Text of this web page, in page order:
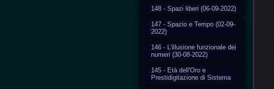
148 - Spazi liberi (06-09-2022)
147 - Spazio e Tempo (02-09-
2022)
146 - L'illusione funzionale dei
numeri (30-08-2022)
145 - Età dell'Oro e
Prestidigitazione di Sistema